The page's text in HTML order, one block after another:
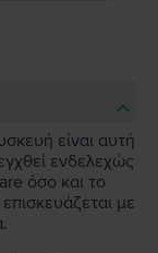
είναι αυτή
ενδελεχώς
όσο και το
με